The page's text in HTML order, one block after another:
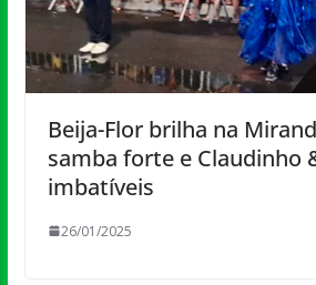
Beija-Flor brilha na
samba forte e Claudinho
imbatíveis
26/01/2025